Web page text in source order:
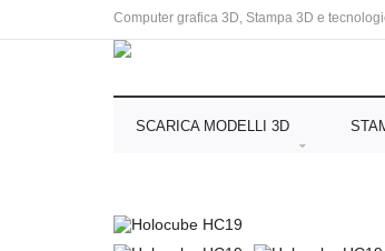
Computer grafica 3D, Stampa 3D e
SCARICA MODELLI 3D